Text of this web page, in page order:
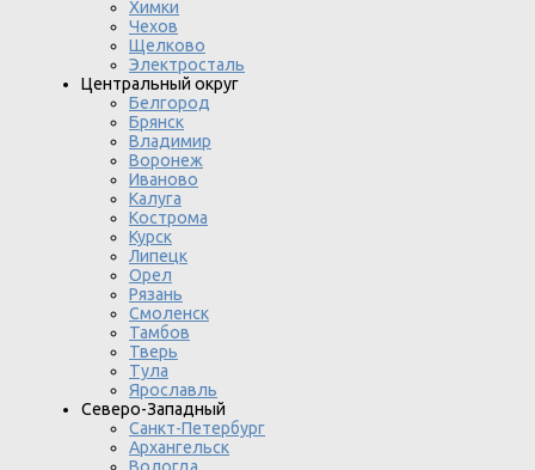
Химки
Чехов
Щелково
Электросталь
Центральный округ
Белгород
Брянск
Владимир
Воронеж
Иваново
Калуга
Кострома
Курск
Липецк
Орел
Рязань
Смоленск
Тамбов
Тверь
Тула
Ярославль
Северо-Западный
Санкт-Петербург
Архангельск
Вологда